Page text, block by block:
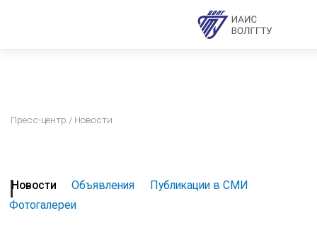
Пресс-центр / Новости
Новости Объявления
Публикации в СМИ
Фотогалереи